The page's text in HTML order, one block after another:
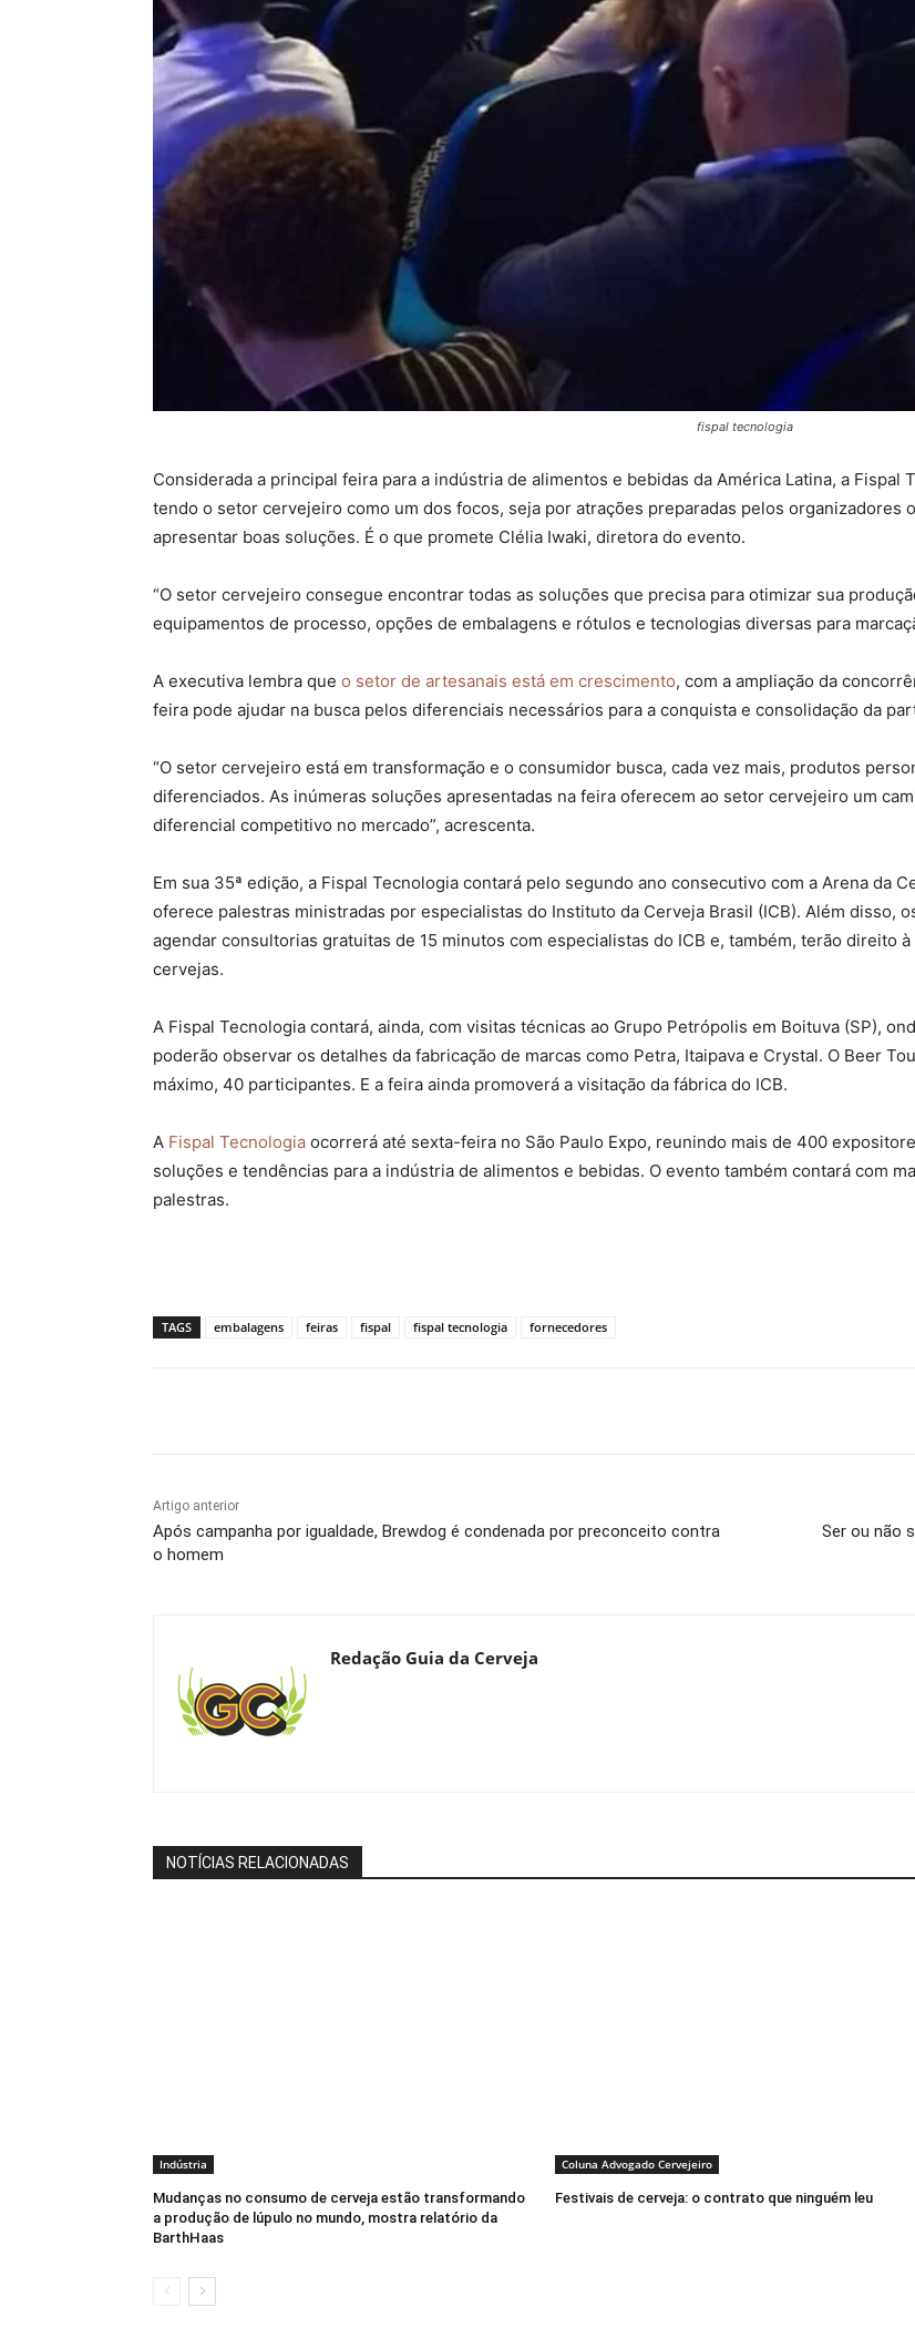
fispal tecnologia
Considerada a principal feira para a indústria de alimentos e bebidas da América Latina, a Fispal
tendo o setor cervejeiro como um dos focos, seja por atrações preparadas pelos organizadores
apresentar boas soluções. É o que promete Clélia Iwaki, diretora do evento.
“O setor cervejeiro consegue encontrar todas as soluções que precisa para otimizar sua
equipamentos de processo, opções de embalagens e rótulos e tecnologias diversas para
A executiva lembra que o setor de artesanais está em crescimento, com a ampliação da
feira pode ajudar na busca pelos diferenciais necessários para a conquista e consolidação da
“O setor cervejeiro está em transformação e o consumidor busca, cada vez mais, produtos
diferenciados. As inúmeras soluções apresentadas na feira oferecem ao setor cervejeiro um
diferencial competitivo no mercado”, acrescenta.
Em sua 35ª edição, a Fispal Tecnologia contará pelo segundo ano consecutivo com a Arena da
oferece palestras ministradas por especialistas do Instituto da Cerveja Brasil (ICB). Além disso,
agendar consultorias gratuitas de 15 minutos com especialistas do ICB e, também, terão direito
cervejas.
A Fispal Tecnologia contará, ainda, com visitas técnicas ao Grupo Petrópolis em Boituva (SP),
poderão observar os detalhes da fabricação de marcas como Petra, Itaipava e Crystal. O Beer
máximo, 40 participantes. E a feira ainda promoverá a visitação da fábrica do ICB.
A Fispal Tecnologia ocorrerá até sexta-feira no São Paulo Expo, reunindo mais de 400
soluções e tendências para a indústria de alimentos e bebidas. O evento também contará com
palestras.
TAGS embalagens feiras fispal fispal tecnologia fornecedores
Artigo anterior
Após campanha por igualdade, Brewdog é condenada por preconceito contra
o homem
Ser ou não
Redação Guia da Cerveja
NOTÍCIAS RELACIONADAS
Indústria
Mudanças no consumo de cerveja estão transformando
a produção de lúpulo no mundo, mostra relatório da
BarthHaas
Coluna Advogado Cervejeiro
Festivais de cerveja: o contrato que ninguém leu